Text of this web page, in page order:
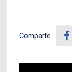
Comparte